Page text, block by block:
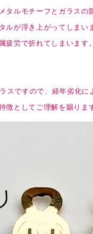
タルモチーフとガラス
ルが浮き上がってしま
疲労で折れてしまいま
スですので、経年劣化
徴としてご理解を賜りま